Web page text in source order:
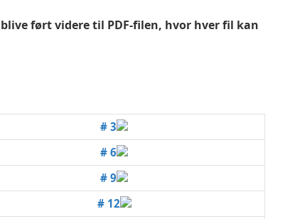
ført videre til PDF-filen, hvor hver fil kan
# 3
# 6
# 9
# 12